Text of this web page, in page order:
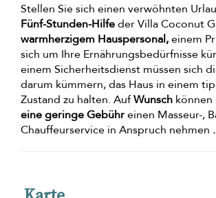
Stellen Sie sich einen verwöhnten
Fünf-Stunden-Hilfeder Villa Coconut
warmherzigem Hauspersonal,einem
sich um Ihre Ernährungsbedürfnisse
einem Sicherheitsdienst müssen sich
darum kümmern, das Haus in einem
Zustand zu halten. AufWunsch können
eine geringe Gebühreinen Masseur-,
Chauffeurservice in Anspruch nehmen .